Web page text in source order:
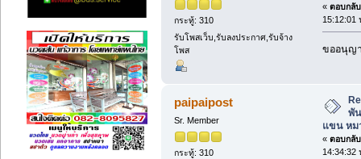
กระทู้: 310
รับโพสเว็บ,รับลงประกาศ,รับจ้าง
โพส
« ตอบกลั
15:12:01
ขออนุญา
paipaipost
Sr. Member
กระทู้: 310
พั
แขน หม
« ตอบกลั
14:34:32